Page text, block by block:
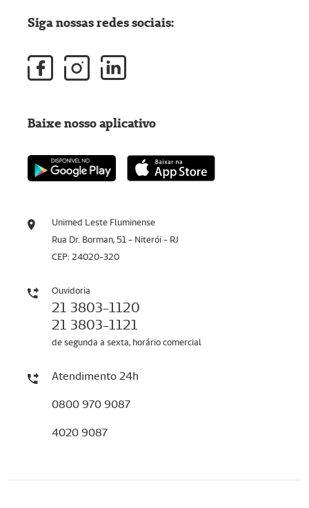
Unimed Leste Fluminense
Rua Dr. Borman, 51 - Niterói - RJ
CEP: 24020-320
Ouvidoria
21 3803-1120
21 3803-1121
de segunda a sexta, horário comercial
Atendimento 24h
0800 970 9087
4020 9087
Siga nossas redes sociais:
Baixe nosso aplicativo